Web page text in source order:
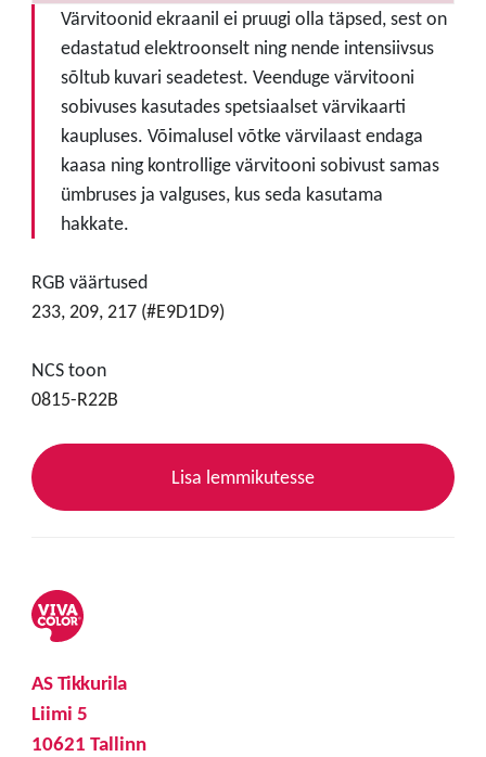
Värvitoonid ekraanil ei pruugi olla täpsed, sest on
edastatud elektroonselt ning nende intensiivsus
sõltub kuvari seadetest. Veenduge värvitooni
sobivuses kasutades spetsiaalset värvikaarti
kaupluses. Võimalusel võtke värvilaast endaga
kaasa ning kontrollige värvitooni sobivust samas
ümbruses ja valguses, kus seda kasutama
hakkate.
RGB väärtused
233, 209, 217 (#E9D1D9)
NCS toon
0815-R22B
Lisa lemmikutesse
AS Tikkurila
Liimi 5
10621 Tallinn